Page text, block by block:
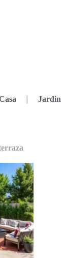
Jardin